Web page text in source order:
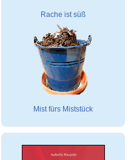
Rache ist süß
Mist fürs Miststück